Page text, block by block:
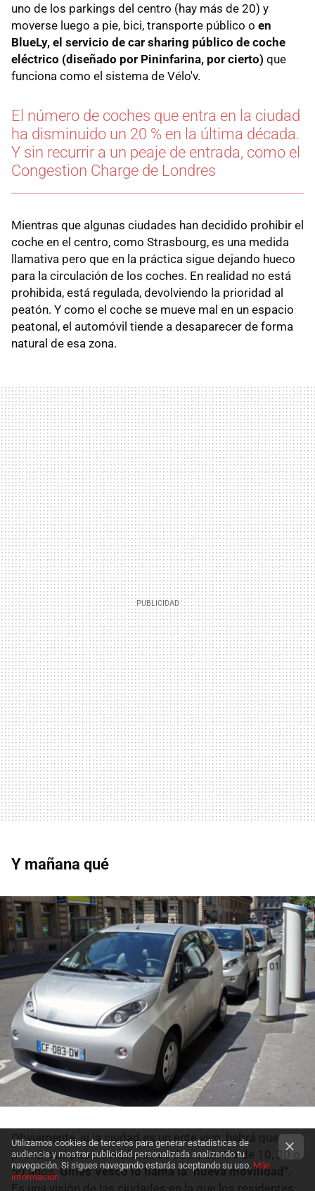
uno de los parkings del centro (hay más de 20) y
moverse luego a pie, bici, transporte público o en
BlueLy, el servicio de car sharing público de coche
eléctrico (diseñado por Pininfarina, por cierto) que
funciona como el sistema de Vélo'v.
El número de coches que entra en la ciudad
ha disminuido un 20 % en la última década.
Y sin recurrir a un peaje de entrada, como el
Congestion Charge de Londres
Mientras que algunas ciudades han decidido prohibir el
coche en el centro, como Strasbourg, es una medida
llamativa pero que en la práctica sigue dejando hueco
para la circulación de los coches. En realidad no está
prohibida, está regulada, devolviendo la prioridad al
peatón. Y como el coche se mueve mal en un espacio
peatonal, el automóvil tiende a desaparecer de forma
natural de esa zona.
Y mañana qué
Obviamente, si la ciudad es un ente vivo, habrá que
prever qué pasará mañana, es decir, dentro de 10, 30 o
50 años.Gilles Vesco lo llama la "nueva movilidad"
Es una visión de las ciudades en la que los residentes
Utilizamos cookies de terceros para generar estadísticas de
audiencia y mostrar publicidad personalizada analizando tu
navegación. Si sigues navegando estarás aceptando su uso. Más
información